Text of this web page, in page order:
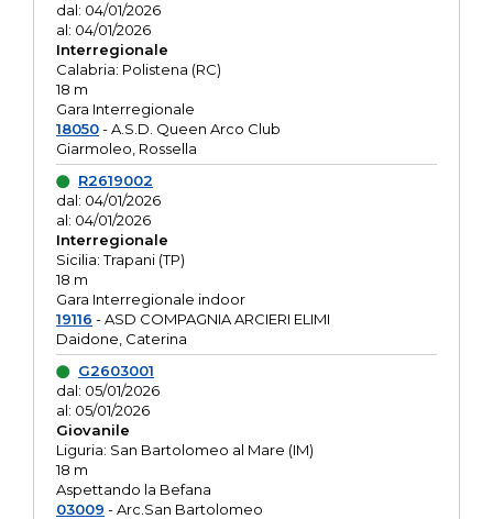
dal: 04/01/2026
al: 04/01/2026
Interregionale
Calabria: Polistena (RC)
18 m
Gara Interregionale
18050- A.S.D. Queen Arco Club
Giarmoleo, Rossella
R2619002
dal: 04/01/2026
al: 04/01/2026
Interregionale
Sicilia: Trapani (TP)
18 m
Gara Interregionale indoor
19116 - ASD COMPAGNIA ARCIERI ELIMI
Daidone, Caterina
G2603001
dal: 05/01/2026
al: 05/01/2026
Giovanile
Liguria: San Bartolomeo al Mare (IM)
18 m
Aspettando la Befana
03009 - Arc.San Bartolomeo